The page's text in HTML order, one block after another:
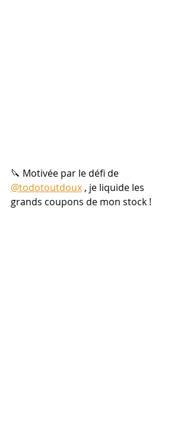
🔪 Motivée par le défi de
@todotoutdoux , je liquide les
grands coupons de mon stock !